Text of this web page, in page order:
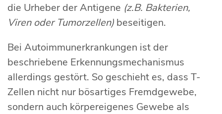
die Urheber der Antigene (z.B. Bakterien,
Viren oder Tumorzellen) beseitigen.
Bei Autoimmunerkrankungen ist der
beschriebene Erkennungsmechanismus
allerdings gestört. So geschieht es, dass T-
Zellen nicht nur bösartiges Fremdgewebe,
sondern auch körpereigenes Gewebe als